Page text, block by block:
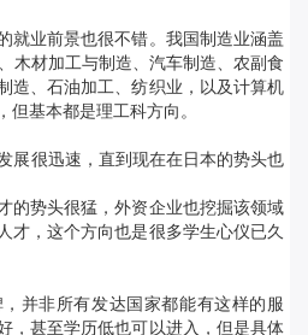
就业前景也很不错。我国制造业涵盖
木材加工与制造、汽车制造、农副食
造、石油加工、纺织业，以及计算机
基本都是理工科方向。
展很迅速，直到现在在日本的势头也
的势头很猛，外资企业也挖掘该领域
才，这个方向也是很多学生心仪已久
并非所有发达国家都能有这样的服
，甚至学历低也可以进入，但是具体